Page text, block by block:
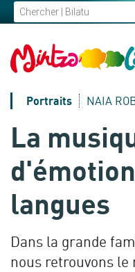
x
Portraits NAIA
La
langues
Dans la grande
nous retrouvons le